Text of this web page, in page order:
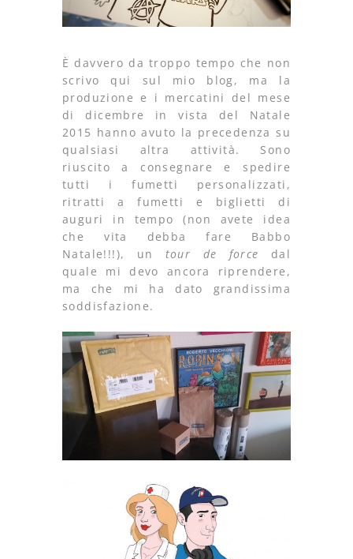
È davvero da troppo tempo che non
scrivo qui sul mio blog, ma la
produzione e i mercatini del mese
di dicembre in vista del Natale
2015 hanno avuto la precedenza su
qualsiasi altra attività. Sono
riuscito a consegnare e spedire
tutti i fumetti personalizzati,
ritratti a fumetti e biglietti di
auguri in tempo (non avete idea
che vita debba fare Babbo
Natale!!!), un tour de force dal
quale mi devo ancora riprendere,
ma che mi ha dato grandissima
soddisfazione.